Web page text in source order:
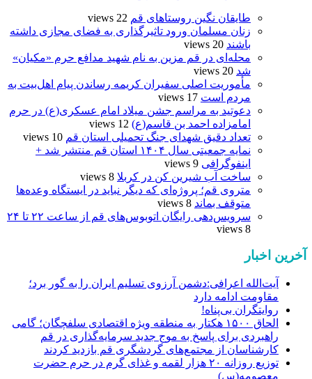
طایقان نگین روستاهای قم 22 views
زنان مسلمان ورود تاثیرگذاری به فضای مجازی داشته
باشند 20 views
محله‌ای در قم مزین به نام شهید مدافع حرم «مکیان»
شد 20 views
مأموریت اصلی سفیران کریمه رساندن پیام اهل‌بیت به
مردم است 17 views
دعوتید به مراسم جشن میلاد امام عسکری(ع) در حرم
امامزاده احمد بن قاسم(ع) 12 views
تعداد دقیق شهدای جنگ تحمیلی استان قم 10 views
نمایه جمعیتی سال ۱۴۰۴ استان قم منتشر شد +
اینفوگرافی 9 views
ساخت آب شیرین کن در کربلا 8 views
متروی قم؛ پروژه‌ای که دیگر نباید در ایستگاه وعده‌ها
متوقف بماند 8 views
سرویس‌دهی رایگان اتوبوس‌های قم از ساعت ۲۲ تا ۲۴
8 views
آخرین اخبار
آیت‌الله اعرافی:دشمن آرزوی تسلیم ایران را به گور برد؛
مقاومت ادامه دارد
روایتگران بی‌پناه!
الحاق ۱۵۰۰ هکتار به منطقه ویژه اقتصادی سلفچگان؛ گامی
راهبردی برای پاسخ به موج جدید سرمایه‌گذاری در قم
کارشناسان از مجتمع‌های گردشگری قم بازدید کردند
توزیع روزانه ۲۰ هزار لقمه و غذای گرم در حرم حضرت
معصومه(س)